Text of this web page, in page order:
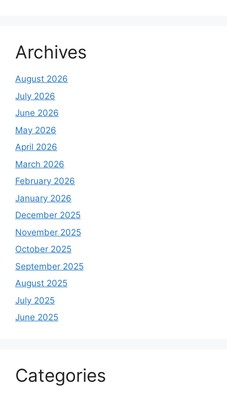
Archives
August 2026
July 2026
June 2026
May 2026
April 2026
March 2026
February 2026
January 2026
December 2025
November 2025
October 2025
September 2025
August 2025
July 2025
June 2025
Categories